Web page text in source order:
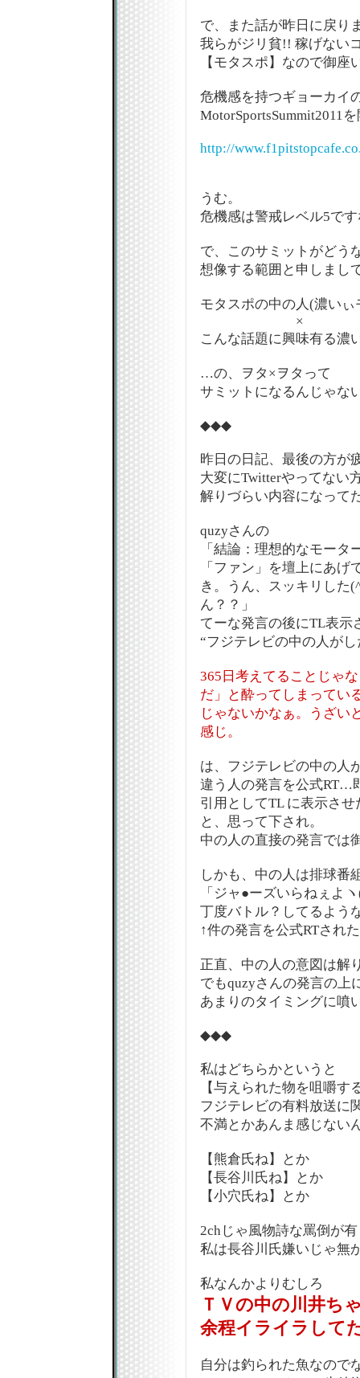
で、また話が昨日に戻り
我らがジリ貧!! 稼げない
【モタスポ】なので御座
危機感を持つギョーカイ
MotorSportsSummit2011
http://
うむ。
危機感は警戒レベル5で
で、このサミットがどう
想像する範囲と申しまし
モタスポの中の人(濃いぃ
×
こんな話題に興味有る濃
…の、ヲタ×ヲタって
サミットになるんじゃな
◆◆◆
昨日の日記、最後の方が
大変にTwitterやってない
解りづらい内容になって
quzyさんの
「結論：理想的なモー
「ファン」を壇上にあ
き。うん、スッキリした
ん？？」
てーな発言の後にTL表示
“フジテレビの中の人が
365日考えてることじゃ
だ」と酔ってしまってい
じゃないかなぁ。うざい
感じ。
は、フジテレビの中の人
違う人の発言を公式RT…
引用としてTL に表示さ
と、思って下され。
中の人の直接の発言では
しかも、中の人は排球番
「ジャ●ーズいらねぇよ
丁度バトル？してるよう
↑件の発言を公式RTされ
正直、中の人の意図は解
でもquzyさんの発言の上
あまりのタイミングに噴
◆◆◆
私はどちらかというと
【与えられた物を咀嚼す
フジテレビの有料放送に
不満とかあんま感じない
【熊倉氏ね】とか
【長谷川氏ね】とか
【小穴氏ね】とか
2chじゃ風物詩な罵倒が
私は長谷川氏嫌いじゃ無
私なんかよりむしろ
ＴＶの中の川井ち
余程イライラして
自分は釣られた魚なので